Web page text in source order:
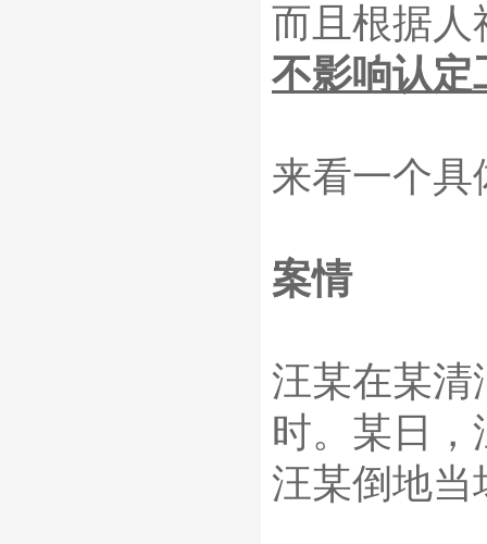
而且根据人
不影响认定
来看一个具
案情
汪某在某清
时。某日
汪某倒地当